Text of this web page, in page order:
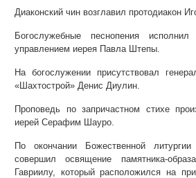
Диаконский чин возглавил протодиакон
Богослужебные песнопения
управлением иерея Павла Штепы.
На богослужении присутствовал
«Шахтострой» Денис Диулин.
Проповедь по запричастном стихе
иерей Серафим Шауро.
По окончании Божественной
совершил освящение памятника-
Гавриилу, который расположился на